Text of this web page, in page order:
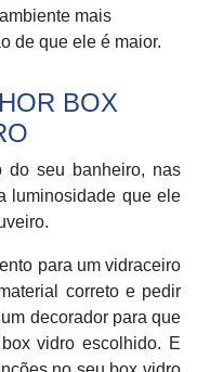
mais
de que ele é maior.
BOX
do seu banheiro, nas
luminosidade que ele
para um vidraceiro
correto e pedir
decorador para que
vidro escolhido. E